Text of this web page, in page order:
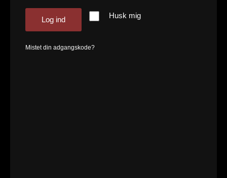
Husk mig
Log ind
Mistet din adgangskode?